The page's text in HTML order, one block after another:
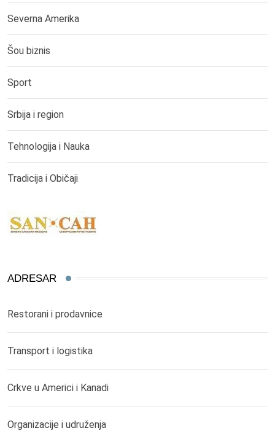
Severna Amerika
Šou biznis
Sport
Srbija i region
Tehnologija i Nauka
Tradicija i Običaji
ADRESAR
Restorani i prodavnice
Transport i logistika
Crkve u Americi i Kanadi
Organizacije i udruženja